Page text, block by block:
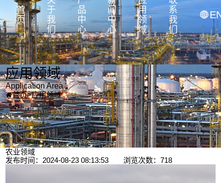
首
页
于
我
们
品
中
心
闻
中
心
用
领
域
系
我
们

应用领域
Application Area
首页>应用领域
农业领域
发布时间：2024-08-23 08:13:53 浏览次数：718